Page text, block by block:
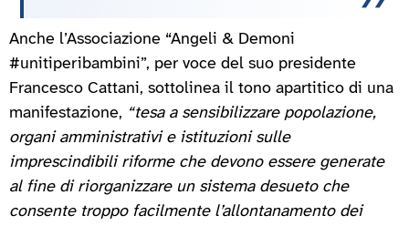
Anche l’Associazione “Angeli & Demoni
#unitiperibambini”, per voce del suo presidente
Francesco Cattani, sottolinea il tono apartitico di una
manifestazione, “tesa a sensibilizzare popolazione,
organi amministrativi e istituzioni sulle
imprescindibili riforme che devono essere generate
al fine di riorganizzare un sistema desueto che
consente troppo facilmente l’allontanamento dei